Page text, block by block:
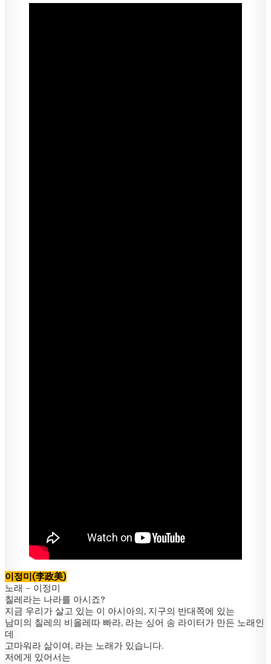
이정미(李政美)
노래 – 이정미
칠레라는 나라를 아시죠?
지금 우리가 살고 있는 이 아시아의, 지구의 반대쪽에 있는
남미의 칠레의 비올레따 빠라, 라는 싱어 송 라이터가 만든 노래인
데
고마워라 삶이여, 라는 노래가 있습니다.
저에게 있어서는